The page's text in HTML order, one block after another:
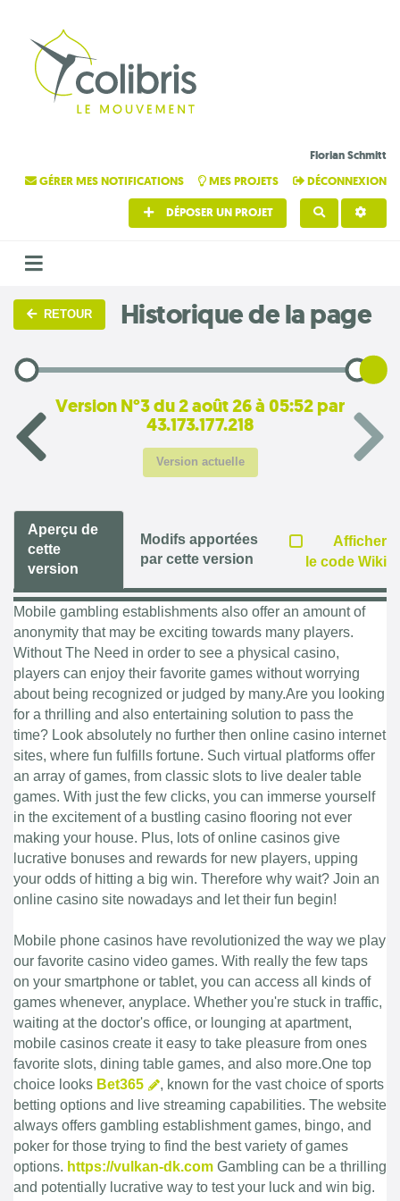
Florian Schmitt
GÉRER MES NOTIFICATIONS
MES PROJETS DÉCONNEXION
DÉPOSER UN PROJET
RETOUR Historique de la page
Version N°3 du 2 août 26 à 05:52 par
43.173.177.218
Version actuelle
Aperçu de
cette
version
Modifs apportées
par cette version
Afficher
le code Wiki